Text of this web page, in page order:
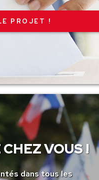
PROJET !
VOUS !
dans tous les